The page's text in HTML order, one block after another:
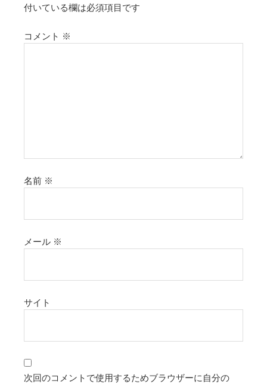
付いている欄は必須項目です
コメント ※
名前 ※
メール ※
サイト
次回のコメントで使用するためブラウザーに自分の